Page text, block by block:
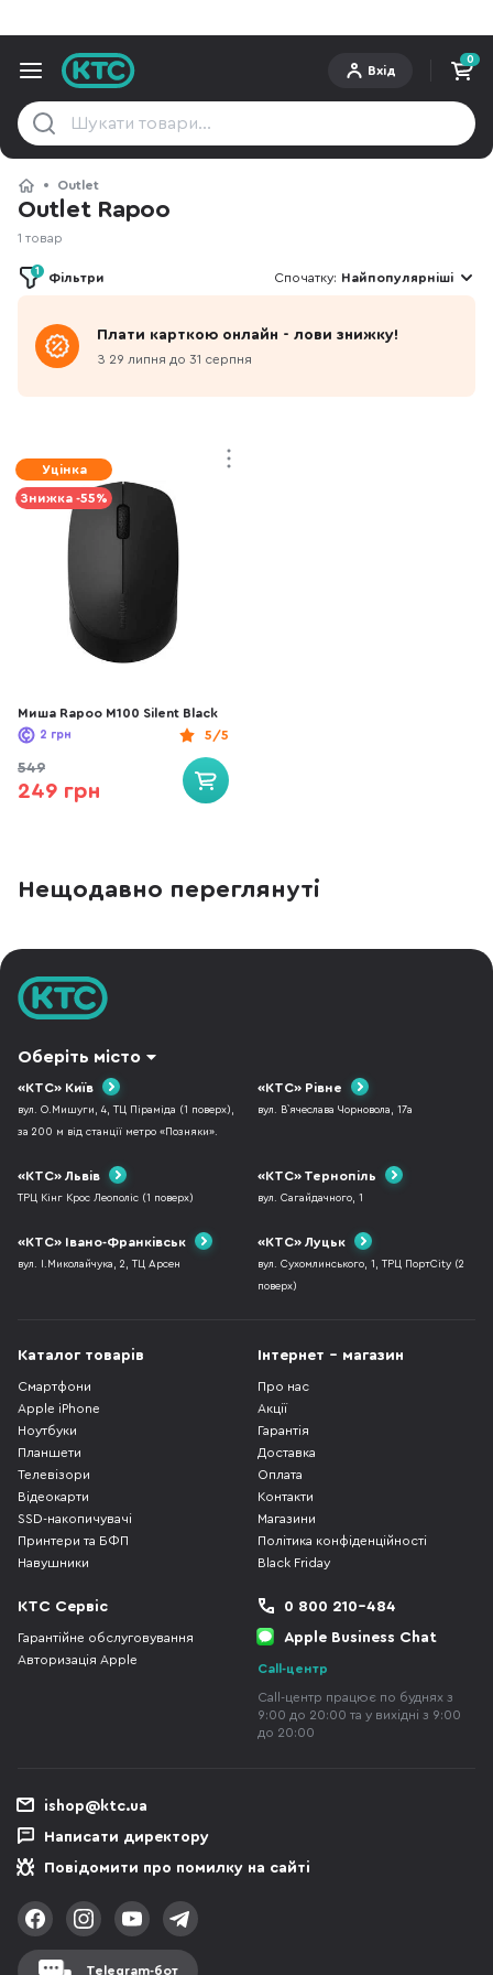
Вхід
0
Outlet
Outlet Rapoo
1 товар
Фільтри
1 Спочатку: Найпопулярніші
Плати карткою онлайн - лови знижку!
З 29 липня до 31 серпня
Уцінка
Знижка -55%
Миша Rapoo M100 Silent Black
5/5
2 грн
549
249 грн
Нещодавно переглянуті
Оберіть місто
«КТС» Київ
вул. О.Мишуги, 4, ТЦ Піраміда (1 поверх),
за 200 м від станції метро «Позняки».
«КТС» Рівне
вул. В`ячеслава Чорновола, 17а
«КТС» Львів
ТРЦ Кінг Крос Леополіс (1 поверх)
«КТС» Тернопіль
вул. Сагайдачного, 1
«КТС» Івано-Франківськ
вул. І.Миколайчука, 2, ТЦ Арсен
«КТС» Луцьк
вул. Сухомлинського, 1, ТРЦ ПортCity (2
поверх)
Каталог товарів
Смартфони
Apple iPhone
Ноутбуки
Планшети
Телевізори
Відеокарти
SSD-накопичувачі
Принтери та БФП
Навушники
Інтернет - магазин
Про нас
Акції
Гарантія
Доставка
Оплата
Контакти
Магазини
Політика конфіденційності
Black Friday
КТС Сервіс
Гарантійне обслуговування
Авторизація Apple
0 800 210-484
Apple Business Chat
Call-центр
Call-центр працює по буднях з
9:00 до 20:00 та у вихідні з 9:00
до 20:00
ishop@ktc.ua
Написати директору
Повідомити про помилку на сайті
Telegram-бот